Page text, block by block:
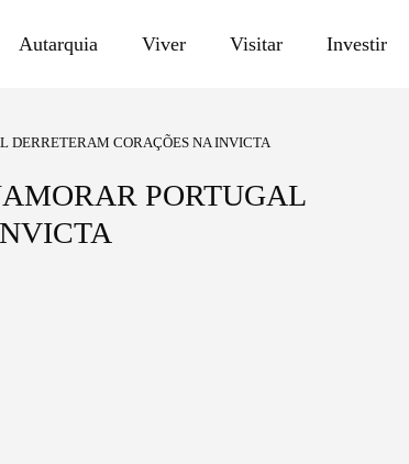
Autarquia Viver Visitar Investir
DERRETERAM CORAÇÕES NA INVICTA
PORTUGAL